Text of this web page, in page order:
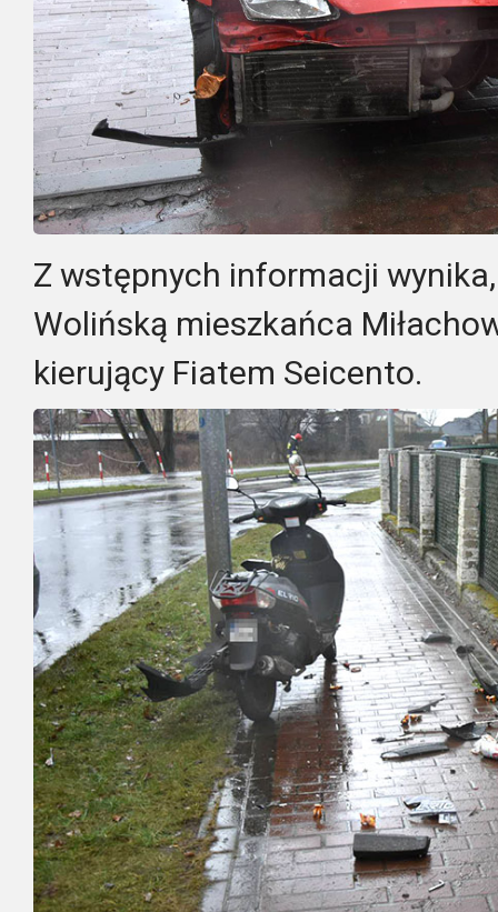
Z wstępnych informacji
Wolińską mieszkańca
kierujący Fiatem Seicento.